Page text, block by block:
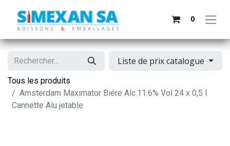
0
Liste de prix catalogue
Tous les produits
Amsterdam Maximator Biére Alc.11.6% Vol 24 x 0,5 l
Cannette Alu jetable